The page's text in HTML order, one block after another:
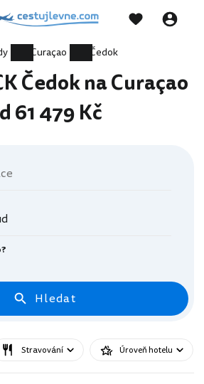
Curaçao Čedok
Čedok na Curaçao
61 479 Kč
Hledat
Stravování Úroveň hotelu